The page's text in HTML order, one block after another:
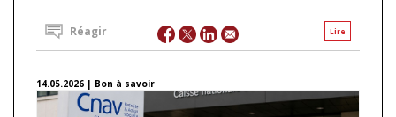
Lire
Réagir
14.05.2026 | Bon à savoir